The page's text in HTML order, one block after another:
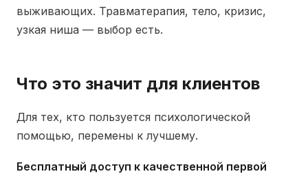
выживающих. Травматерапия, тело, кризис,
узкая ниша — выбор есть.
Что это значит для клиентов
Для тех, кто пользуется психологической
помощью, перемены к лучшему.
Бесплатный доступ к качественной первой